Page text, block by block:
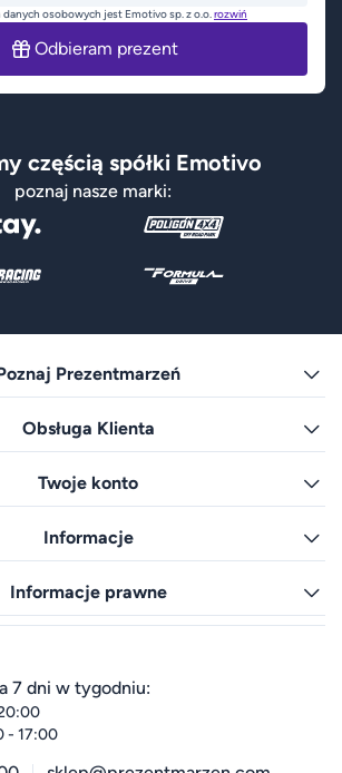
osobowych jest Emotivo sp. z o.o.rozwiń
Odbieram prezent
częścią spółki Emotivo
poznaj nasze marki:
Prezentmarzeń
Obsługa Klienta
Twoje konto
Informacje
Informacje prawne
7 dni w tygodniu:
- 17:00